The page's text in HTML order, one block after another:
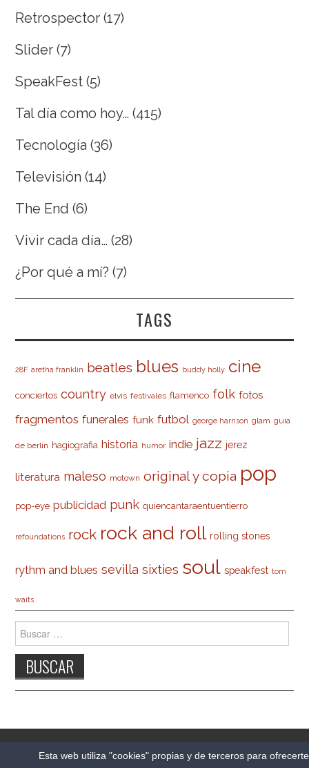
Retrospector (17)
Slider (7)
SpeakFest (5)
Tal día como hoy… (415)
Tecnología (36)
Televisión (14)
The End (6)
Vivir cada día… (28)
¿Por qué a mí? (7)
TAGS
28F aretha franklin beatles blues buddy holly cine
conciertos country elvis festivales flamenco folk fotos
fragmentos funerales funk futbol george harrison glam guía
de berlín hagiografia historia humor indie jazz jerez
literatura maleso motown original y copia pop
pop-eye publicidad punk quiencantaraentuentierro
refoundations rock rock and roll rolling stones
rythm and blues sevilla sixties soul speakfest tom
waits
Buscar:
© 2026 CARLESO.COM. TODOS LOS DERECHOS
Esta web utiliza "cookies" propias y de terceros para